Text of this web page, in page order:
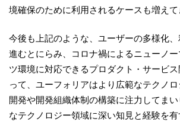
境確保のために利用されるケースも増えて
今後も上記のような、ユーザーの多様化
進むとにらみ、コロナ禍によるニューノ
ツ環境に対応できるプロダクト・サービ
って、ユーフォリアはより広範なテクノ
開発や開発組織体制の構築に注力してま
なテクノロジー領域に深い知見と経験を